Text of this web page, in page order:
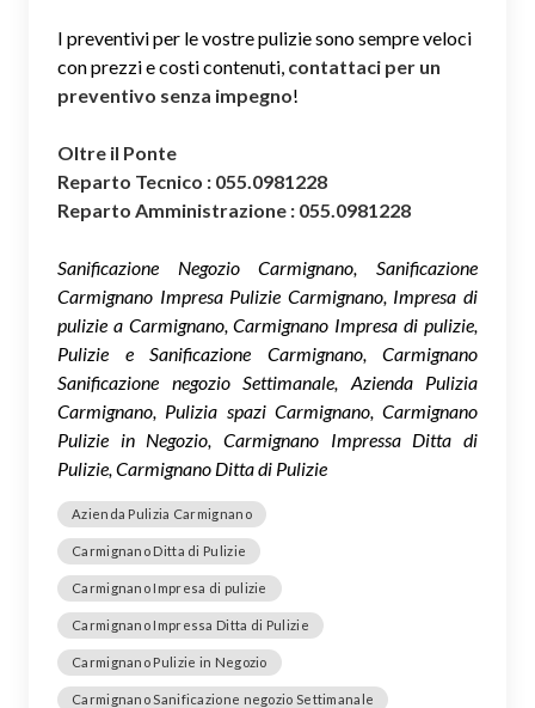
I preventivi per le vostre pulizie sono sempre veloci
con prezzi e costi contenuti, contattaci per un
preventivo senza impegno!
Oltre il Ponte
Reparto Tecnico : 055.0981228
Reparto Amministrazione : 055.0981228
Sanificazione Negozio Carmignano, Sanificazione
Carmignano Impresa Pulizie Carmignano, Impresa di
pulizie a Carmignano, Carmignano Impresa di pulizie,
Pulizie e Sanificazione Carmignano, Carmignano
Sanificazione negozio Settimanale, Azienda Pulizia
Carmignano, Pulizia spazi Carmignano, Carmignano
Pulizie in Negozio, Carmignano Impressa Ditta di
Pulizie, Carmignano Ditta di Pulizie
Azienda Pulizia Carmignano
Carmignano Ditta di Pulizie
Carmignano Impresa di pulizie
Carmignano Impressa Ditta di Pulizie
Carmignano Pulizie in Negozio
Carmignano Sanificazione negozio Settimanale